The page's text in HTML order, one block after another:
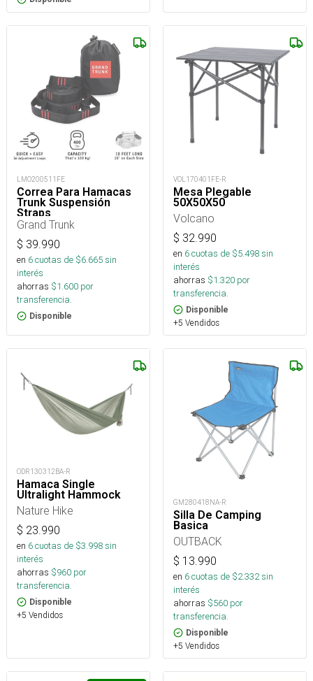
LMO200511FE
Correa Para Hamacas
Trunk Suspensión
Straps
Grand Trunk
$ 39.990
en 6cuotas de $6.665sin
interés
ahorras $1.600 por
transferencia.
Disponible
VOL170401FE-R
Mesa Plegable
50X50X50
Volcano
$ 32.990
en 6cuotas de $5.498sin
interés
ahorras $1.320 por
transferencia.
Disponible
+5 Vendidos
ODR130312BA-R
Hamaca Single
Ultralight Hammock
Nature Hike
$ 23.990
en 6cuotas de $3.998sin
interés
ahorras $960 por
transferencia.
Disponible
+5 Vendidos
GM280418NA-R
Silla De Camping
Basica
OUTBACK
$ 13.990
en 6cuotas de $2.332sin
interés
ahorras $560 por
transferencia.
Disponible
+5 Vendidos